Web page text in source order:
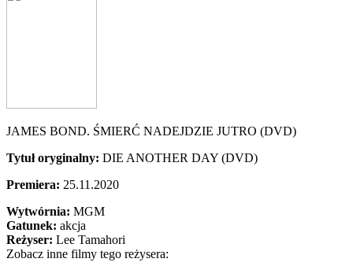
JAMES BOND. ŚMIERĆ NADEJDZIE JUTRO (DVD)
Tytuł oryginalny: DIE ANOTHER DAY (DVD)
Premiera: 25.11.2020
Wytwórnia: MGM
Gatunek: akcja
Reżyser: Lee Tamahori
Zobacz inne filmy tego reżysera: